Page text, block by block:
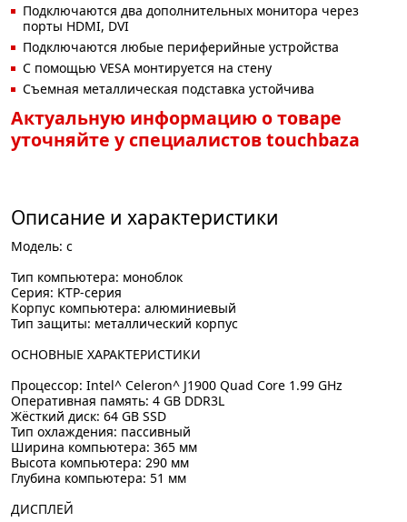
Подключаются два дополнительных монитора через
порты HDMI, DVI
Подключаются любые периферийные устройства
С помощью VESA монтируется на стену
Съемная металлическая подставка устойчива
Актуальную информацию о товаре
уточняйте у специалистов touchbaza
Описание и характеристики
Модель: с
Тип компьютера: моноблок
Серия: KTP-серия
Корпус компьютера: алюминиевый
Тип защиты: металлический корпус
ОСНОВНЫЕ ХАРАКТЕРИСТИКИ
Процессор: Intel^ Celeron^ J1900 Quad Core 1.99 GHz
Оперативная память: 4 GB DDR3L
Жёсткий диск: 64 GB SSD
Тип охлаждения: пассивный
Ширина компьютера: 365 мм
Высота компьютера: 290 мм
Глубина компьютера: 51 мм
ДИСПЛЕЙ